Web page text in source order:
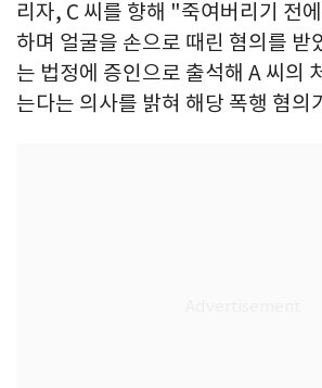
리자, C 씨를 향해 "죽여버리기 전
하며 얼굴을 손으로 때린 혐의를 받
는 법정에 증인으로 출석해 A 씨의
는다는 의사를 밝혀 해당 폭행 혐의